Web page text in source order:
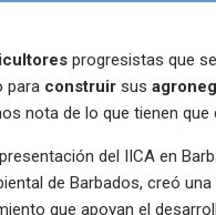
progresistas que
para construir sus
nota de lo que tienen que
del IICA en
de Barbados, creó una
que apoyan el